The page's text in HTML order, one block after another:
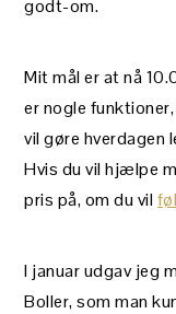
godt-om.
Mit mål er at nå
er nogle
vil gøre hverdagen
Hvis du vil hjælpe
pris på, om du vil
I januar udgav jeg
Boller, som man